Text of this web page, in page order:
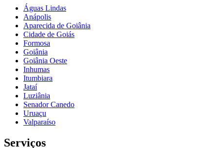
Águas Lindas
Anápolis
Aparecida de Goiânia
Cidade de Goiás
Formosa
Goiânia
Goiânia Oeste
Inhumas
Itumbiara
Jataí
Luziânia
Senador Canedo
Uruaçu
Valparaíso
Serviços